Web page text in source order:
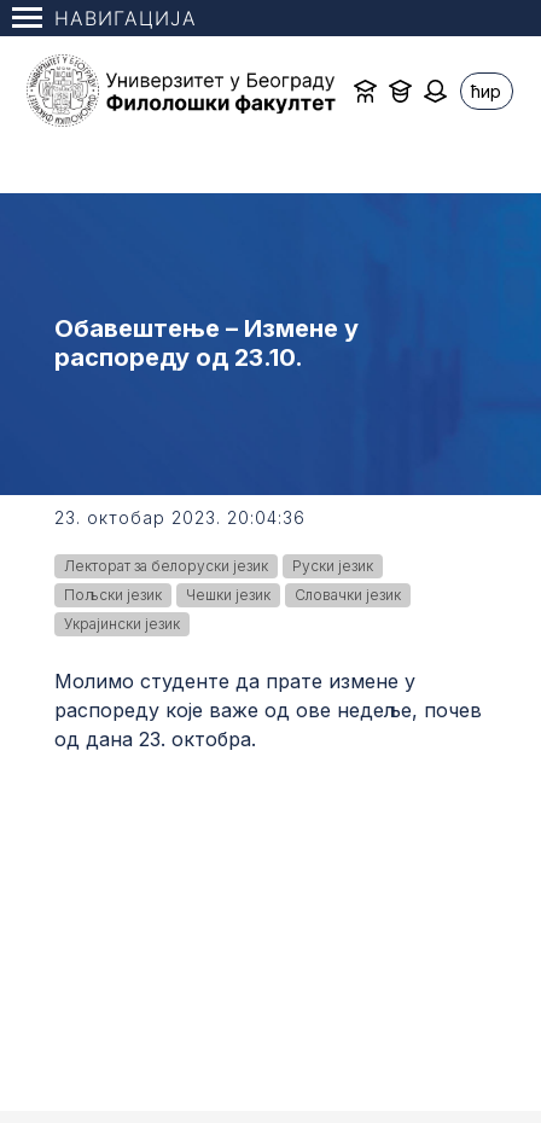
НАВИГАЦИЈА
ћир
Обавештење – Измене у
распореду од 23.10.
23. октобар 2023. 20:04:36
Лекторат за белоруски језик
Руски језик
Пољски језик
Чешки језик
Словачки језик
Украјински језик
Молимо студенте да прате измене у
распореду које важе од ове недеље, почев
од дана 23. октобра.